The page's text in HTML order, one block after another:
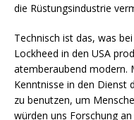
die Rüstungsindustrie
Technisch ist das, was
Lockheed in den USA
atemberaubend modern.
Kenntnisse in den Dienst
zu benutzen, um
würden uns Forschung